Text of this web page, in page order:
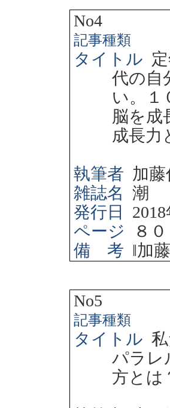
No4
記事種類
タイトル
代の自
い。１
脳を
成長力
執筆者 加藤
雑誌名 潮
発行日
2018
ページ
８
備 考 ‖加
No5
記事種類
タイトル
パラレ
方とは